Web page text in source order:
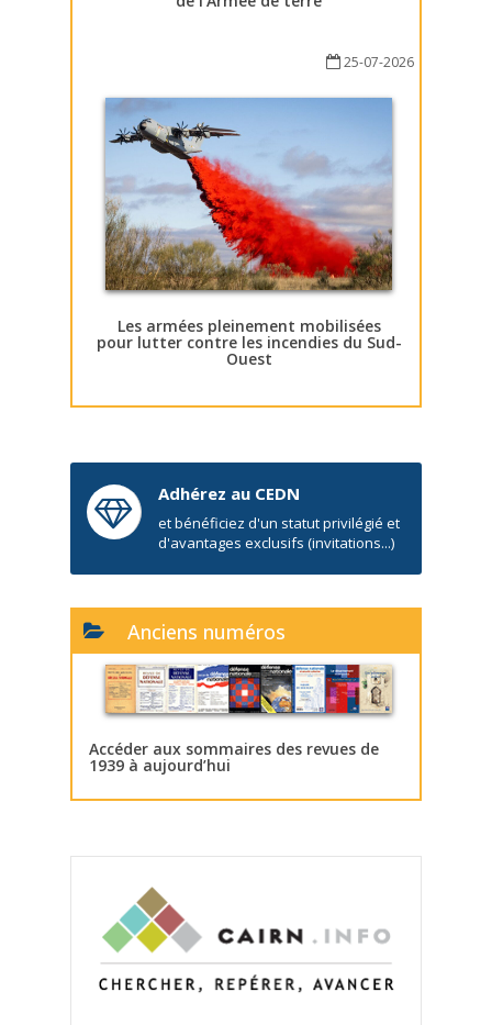
25-07-2026
Les armées pleinement mobilisées
pour lutter contre les incendies du Sud-
Ouest
Adhérez au CEDN
et bénéficiez d'un statut privilégié et
d'avantages exclusifs (invitations...)
Anciens numéros
Accéder aux sommaires des revues de
1939 à aujourd’hui